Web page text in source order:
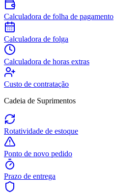
Calculadora de folha de pagamento
Calculadora de folga
Calculadora de horas extras
Custo de contratação
Cadeia de Suprimentos
Rotatividade de estoque
Ponto de novo pedido
Prazo de entrega